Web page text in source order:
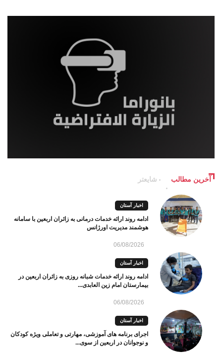
آخرین مطالب شایعتر
اخبار آستان
ادامه روند ارائه خدمات درمانی به زائران اربعین با سامانه
هوشمند مدیریت اورژانس
06/08/2026
اخبار آستان
ادامه روند ارائه خدمات شبانه روزی به زائران اربعین در
بیمارستان امام زین العابدی...
06/08/2026
اخبار آستان
اجرای برنامه های آموزشی، مهارتی و تعاملی ویژه کودکان
و نوجوانان در اربعین از سوی...